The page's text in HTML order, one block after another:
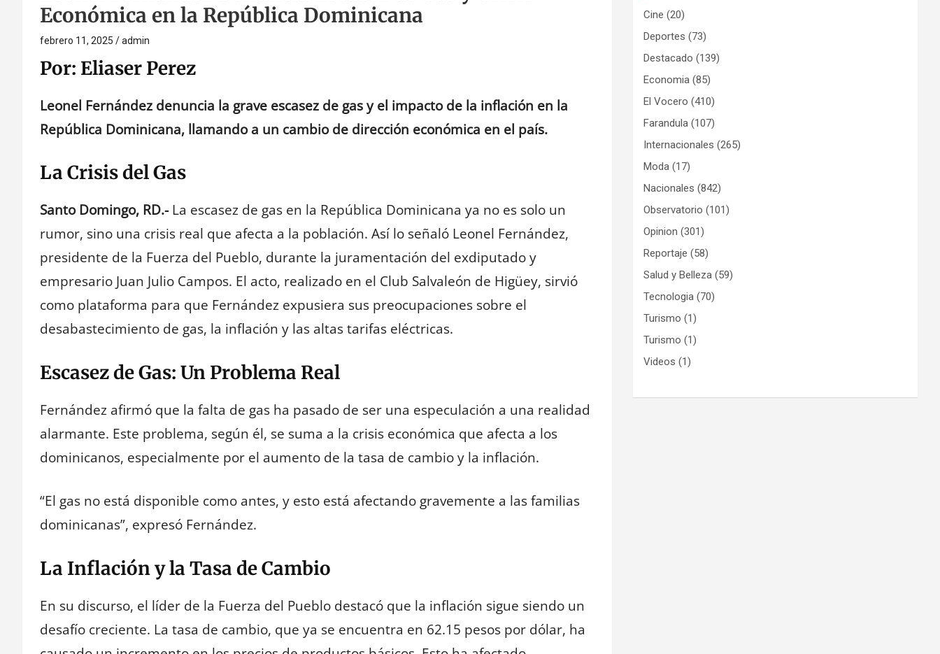
Económica en la República Dominicana
febrero 11, 2025 admin
Por: Eliaser Perez
Leonel Fernández denuncia la grave escasez de gas y el impacto de la inflación en la
República Dominicana, llamando a un cambio de dirección económica en el país.
La Crisis del Gas
Santo Domingo, RD.-La escasez de gas en la República Dominicana ya no es solo un
rumor, sino una crisis real que afecta a la población. Así lo señaló Leonel Fernández,
presidente de la Fuerza del Pueblo, durante la juramentación del exdiputado y
empresario Juan Julio Campos. El acto, realizado en el Club Salvaleón de Higüey, sirvió
como plataforma para que Fernández expusiera sus preocupaciones sobre el
desabastecimiento de gas, la inflación y las altas tarifas eléctricas.
Escasez de Gas: Un Problema Real
Fernández afirmó que la falta de gas ha pasado de ser una especulación a una realidad
alarmante. Este problema, según él, se suma a la crisis económica que afecta a los
dominicanos, especialmente por el aumento de la tasa de cambio y la inflación.
“El gas no está disponible como antes, y esto está afectando gravemente a las familias
dominicanas”, expresó Fernández.
La Inflación y la Tasa de Cambio
En su discurso, el líder de la Fuerza del Pueblo destacó que la inflación sigue siendo un
desafío creciente. La tasa de cambio, que ya se encuentra en 62.15 pesos por dólar, ha
Cine (20)
Deportes (73)
Destacado (139)
Economia (85)
El Vocero (410)
Farandula (107)
Internacionales (265)
Moda (17)
Nacionales (842)
Observatorio (101)
Opinion (301)
Reportaje (58)
Salud y Belleza (59)
Tecnologia (70)
Turismo (1)
Turismo (1)
Videos (1)